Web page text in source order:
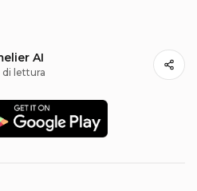
AI
lettura